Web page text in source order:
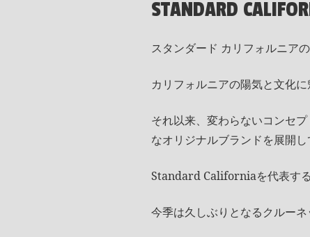
STANDARD
スタンダード カリフォルニア
カリフォルニアの陽気と文化
それ以来、変わらないコンセ
なオリジナルブランドを展開し
Standard Californiaを代表す
今季は久しぶりとなるクルーネ